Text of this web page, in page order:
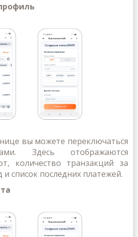
вы можете переключаться
Здесь отображаются
количество транзакций за
список последних платежей.